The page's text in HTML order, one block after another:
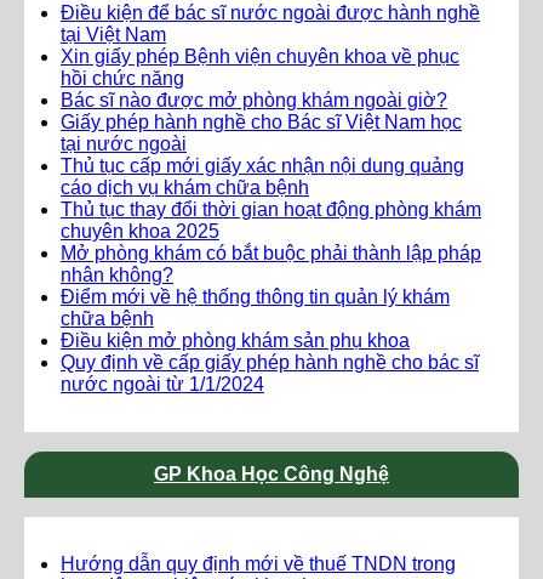
Điều kiện để bác sĩ nước ngoài được hành nghề
tại Việt Nam
Xin giấy phép Bệnh viện chuyên khoa về phục
hồi chức năng
Bác sĩ nào được mở phòng khám ngoài giờ?
Giấy phép hành nghề cho Bác sĩ Việt Nam học
tại nước ngoài
Thủ tục cấp mới giấy xác nhận nội dung quảng
cáo dịch vụ khám chữa bệnh
Thủ tục thay đổi thời gian hoạt động phòng khám
chuyên khoa 2025
Mở phòng khám có bắt buộc phải thành lập pháp
nhân không?
Điểm mới về hệ thống thông tin quản lý khám
chữa bệnh
Điều kiện mở phòng khám sản phụ khoa
Quy định về cấp giấy phép hành nghề cho bác sĩ
nước ngoài từ 1/1/2024
GP Khoa Học Công Nghệ
Hướng dẫn quy định mới về thuế TNDN trong